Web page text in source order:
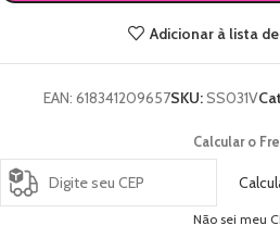
Adicionar à lista
EAN: 618341209657SKU:SS031V
Calcular o
Não sei meu